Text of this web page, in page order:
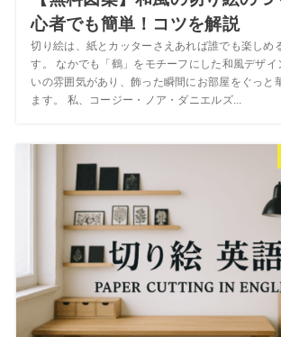
心者でも簡単！コツを解説
切り絵は、紙とカッターさえあれば誰でも楽しめ
す。 なかでも「鶴」をモチーフにした和風デザイ
いの雰囲気があり、飾った瞬間にお部屋をぐっと
ます。 私、コージー・ノア・ダニエルズ...